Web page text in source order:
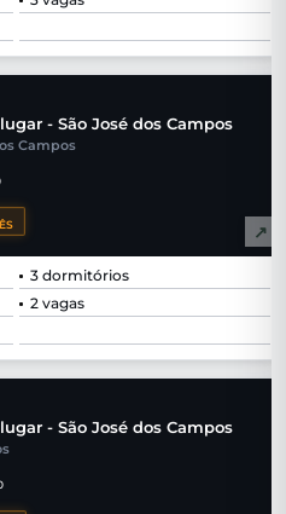
- São José dos Campos
Campos
↗
3 dormitórios
2 vagas
- São José dos Campos